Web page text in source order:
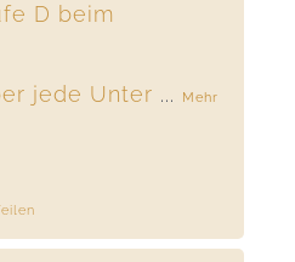
D beim
jede Unter ... Mehr